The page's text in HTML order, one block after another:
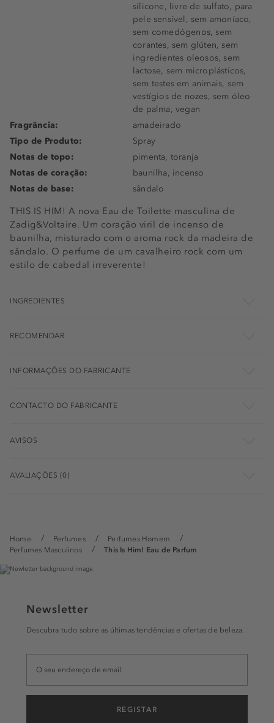
Home Perfumes
Perfumes Homem
Perfumes Masculinos
This Is Him! Eau de Parfum
THIS IS HIM! A nova Eau de Toilette masculina de
Zadig&Voltaire. Um coração viril de incenso de
baunilha, misturado com o aroma rock da madeira de
sândalo. O perfume de um cavalheiro rock com um
estilo de cabedal irreverente!
silicone, livre de sulfato, para
pele sensível, sem amoníaco,
sem comedógenos, sem
corantes, sem glúten, sem
ingredientes oleosos, sem
lactose, sem microplásticos,
sem testes em animais, sem
vestígios de nozes, sem óleo
de palma, vegan
Fragrância:
amadeirado
Tipo de Produto:
Spray
Notas de topo:
pimenta, toranja
Notas de coração:
baunilha, incenso
Notas de base:
sândalo
INGREDIENTES
RECOMENDAR
INFORMAÇÕES DO FABRICANTE
CONTACTO DO FABRICANTE
AVISOS
AVALIAÇÕES (0)
Newsletter
Descubra tudo sobre as últimas tendências e ofertas de beleza.
REGISTAR